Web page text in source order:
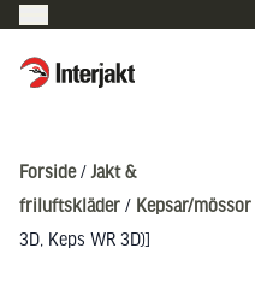
Interjakt DK
Forside/ Jakt &
friluftskläder / Kepsar/mössor
3D, Keps WR 3D)]